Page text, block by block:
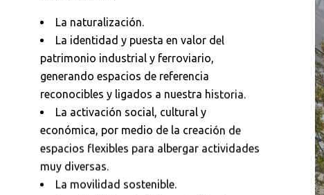
La naturalización.
La identidad y puesta en valor del
patrimonio industrial y ferroviario,
generando espacios de referencia
reconocibles y ligados a nuestra historia.
La activación social, cultural y
económica, por medio de la creación de
espacios flexibles para albergar actividades
muy diversas.
La movilidad sostenible.